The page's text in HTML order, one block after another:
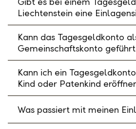
Liechtenstein eine
Kann das Tagesgeldkonto
Gemeinschaftskonto
Kann ich ein
Kind oder Patenkind
Was passiert mit meinen